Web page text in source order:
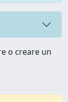
o creare un